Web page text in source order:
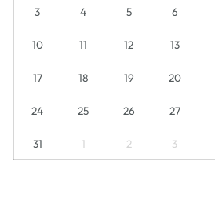
3 4 5 6
10 11 12 13
17 18 19 20
24 25 26 27
31 1 2 3